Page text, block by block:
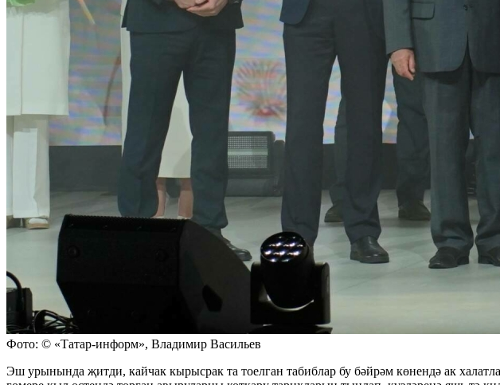
Фото: © «Татар-информ», Владимир Васильев
Эш урынында җитди, кайчак кырысрак та тоелган табиблар бу бәйрәм көнендә ак